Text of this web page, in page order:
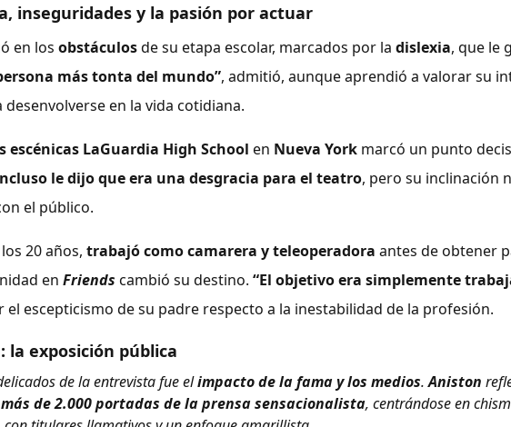
inseguridades y la pasión por actuar
en los obstáculosde su etapa escolar, marcados por la dislexia, que le
más tonta del mundo”, admitió, aunque aprendió a valorar su
en la vida cotidiana.
escénicas LaGuardia High School en Nueva York marcó un punto
le dijo que era una desgracia para el teatro, pero su inclinación
el público.
20 años, trabajó como camarera y teleoperadora antes de obtener
en Friends cambió su destino. “El objetivo era simplemente
escepticismo de su padre respecto a la inestabilidad de la profesión.
la exposición pública
de la entrevista fue elimpacto de la fama y los medios.Aniston
más de 2.000 portadas de laprensa sensacionalista, centrándose en